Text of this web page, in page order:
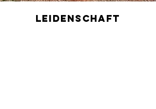
lEIDENSCHAFT